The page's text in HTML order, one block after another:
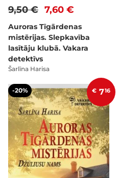
7,60 €
9,50 €
Auroras Tīgārdenas
mistērijas. Slepkavība
lasītāju klubā. Vakara
detektīvs
Šarlīna Harisa
-20% € 716